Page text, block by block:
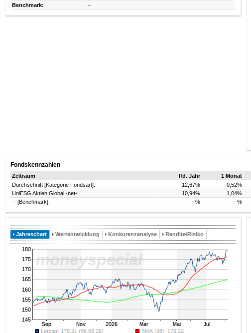
Benchmark:
--
Fondskennzahlen
Zeitraum lfd. Jahr 1 Monat
Durchschnitt [Kategorie Fondsart]:
12,67% 0,52%
UniESG Aktien Global -net-:
10,94% 1,04%
-- [Benchmark]:
--% --%
Jahreschart Wertentwicklung Konkurenzanalyse Rendite/Risiko